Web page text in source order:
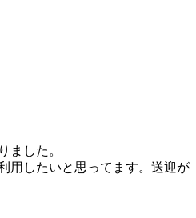
ました。
用したいと思ってます。送迎が